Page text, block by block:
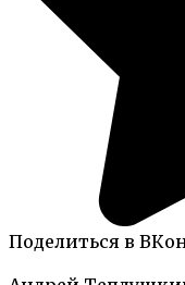
Поделиться в